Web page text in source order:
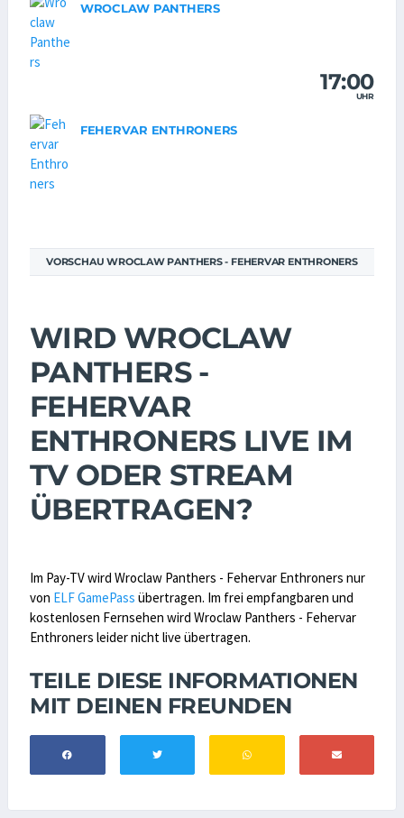
WROCLAW PANTHERS
17:00
UHR
FEHERVAR ENTHRONERS
VORSCHAU WROCLAW PANTHERS - FEHERVAR ENTHRONERS
WIRD WROCLAW
PANTHERS -
FEHERVAR
ENTHRONERS LIVE IM
TV ODER STREAM
ÜBERTRAGEN?
Im Pay-TV wird Wroclaw Panthers - Fehervar Enthroners nur
von ELF GamePass übertragen. Im frei empfangbaren und
kostenlosen Fernsehen wird Wroclaw Panthers - Fehervar
Enthroners leider nicht live übertragen.
TEILE DIESE INFORMATIONEN
MIT DEINEN FREUNDEN